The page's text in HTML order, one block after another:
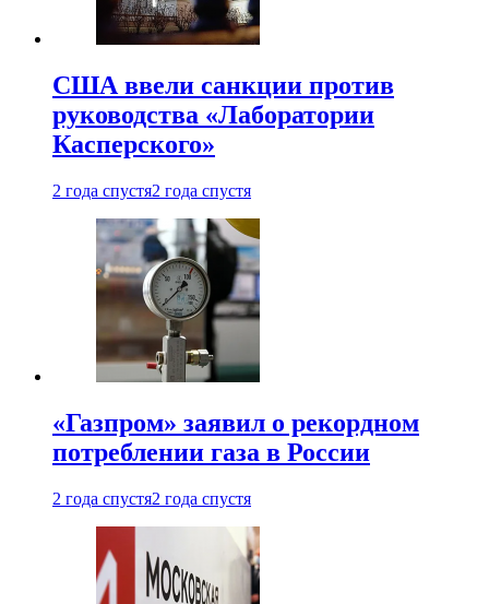
США ввели санкции против
руководства «Лаборатории
Касперского»
2 года спустя2 года спустя
«Газпром» заявил о рекордном
потреблении газа в России
2 года спустя2 года спустя